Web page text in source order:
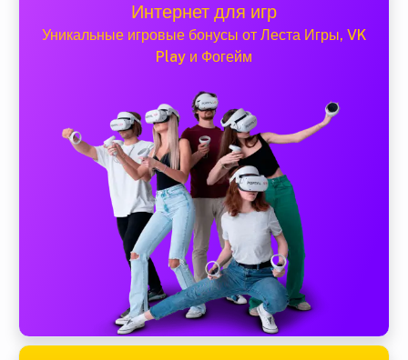
Интернет для игр
Уникальные игровые бонусы от Леста Игры, VK
Play и Фогейм